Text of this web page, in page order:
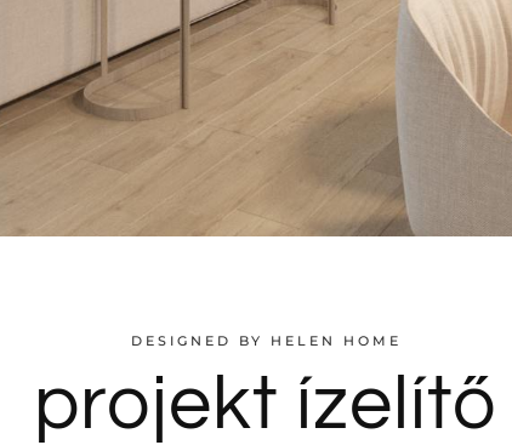
DESIGNED BY HELEN HOME
projekt ízelítő